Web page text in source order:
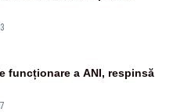
funcționare a ANI, respinsă